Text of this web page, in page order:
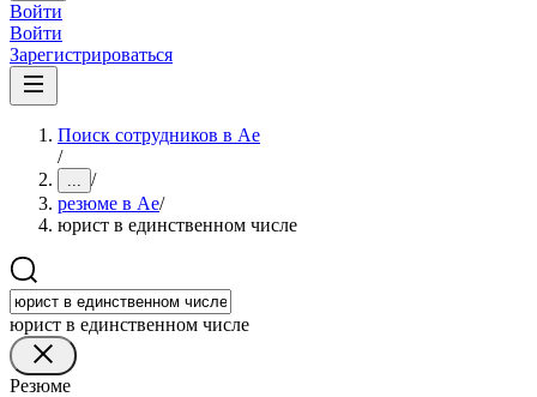
Войти
Войти
Зарегистрироваться
Поиск сотрудников в Ае
/
... /
резюме в Ае/
юрист в единственном числе
юрист в единственном числе
Резюме